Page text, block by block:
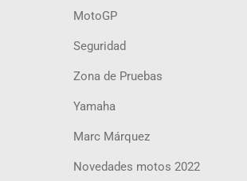
MotoGP
Seguridad
Zona de Pruebas
Yamaha
Marc Márquez
Novedades motos 2022